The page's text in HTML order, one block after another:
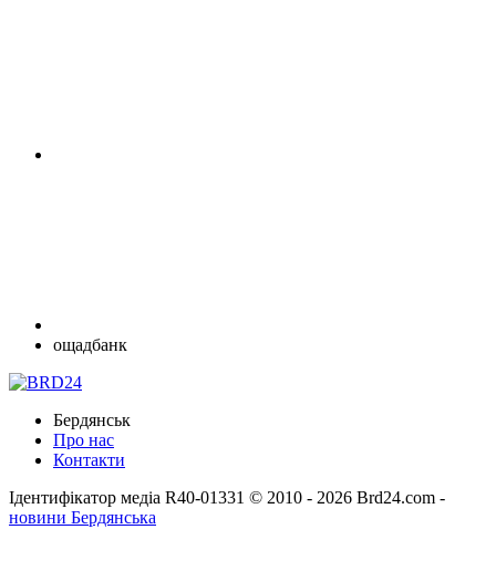
ощадбанк
Бердянськ
Про нас
Контакти
Ідентифікатор медіа R40-01331 © 2010 - 2026 Brd24.com -
новини Бердянська